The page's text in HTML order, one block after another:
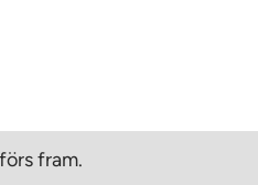
fram.